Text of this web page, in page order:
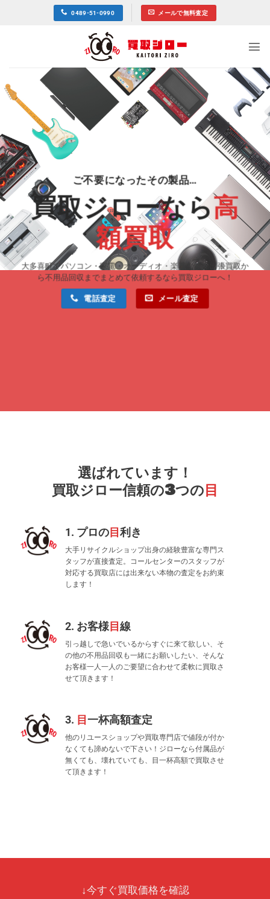
0489-51-0990 メールで無料査定
ご不要になったその製品…
買取ジローなら高
額買取
大多喜町でパソコン・家電・オーディオ・楽器などの出張買取か
ら不用品回収までまとめて依頼するなら買取ジローへ！
電話査定 メール査定
選ばれています！
買取ジロー信頼の3つの目
1. プロの目利き
大手リサイクルショップ出身の経験豊富な専門ス
タッフが直接査定。コールセンターのスタッフが
対応する買取店には出来ない本物の査定をお約束
します！
2. お客様目線
引っ越しで急いでいるからすぐに来て欲しい、そ
の他の不用品回収も一緒にお願いしたい、そんな
お客様一人一人のご要望に合わせて柔軟に買取さ
せて頂きます！
3. 目一杯高額査定
他のリユースショップや買取専門店で値段が付か
なくても諦めないで下さい！ジローなら付属品が
無くても、壊れていても、目一杯高額で買取させ
て頂きます！
↓今すぐ買取価格を確認